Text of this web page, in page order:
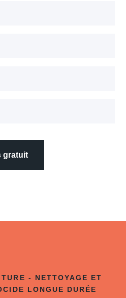
gratuit
- NETTOYAGE ET
LONGUE DURÉE